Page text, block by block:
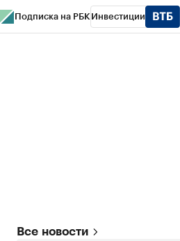
Подписка на РБК Инвестиции
Все новости